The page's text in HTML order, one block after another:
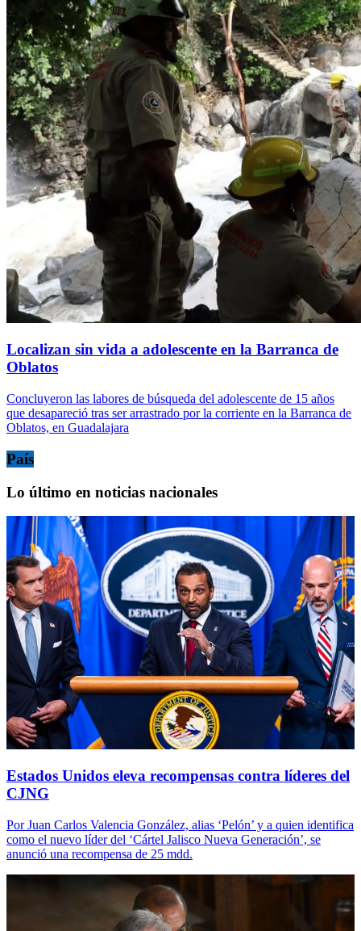
Localizan sin vida a adolescente en la Barranca de
Oblatos
Concluyeron las labores de búsqueda del adolescente de 15 años
que desapareció tras ser arrastrado por la corriente en la Barranca de
Oblatos, en Guadalajara
País
Lo último en noticias nacionales
Estados Unidos eleva recompensas contra líderes del
CJNG
Por Juan Carlos Valencia González, alias ‘Pelón’ y a quien identifica
como el nuevo líder del ‘Cártel Jalisco Nueva Generación’, se
anunció una recompensa de 25 mdd.